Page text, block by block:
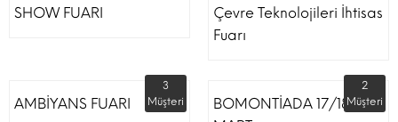
SHOW FUARI
Çevre Teknolojileri İhtisas
Fuarı
AMBİYANS FUARI
3
Müşteri
BOMONTİADA 17/18
2
Müşteri